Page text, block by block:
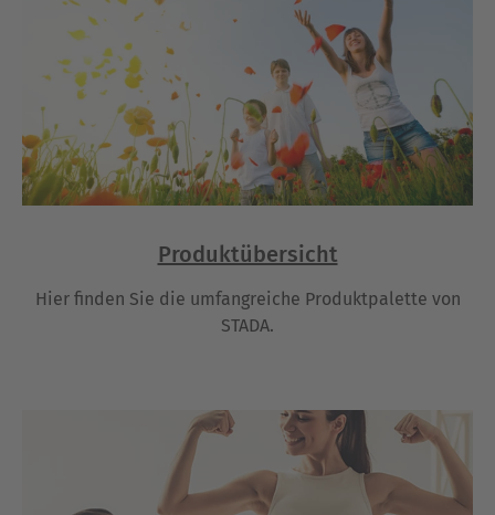
Produktübersicht
Hier finden Sie die umfangreiche Produktpalette von
STADA.